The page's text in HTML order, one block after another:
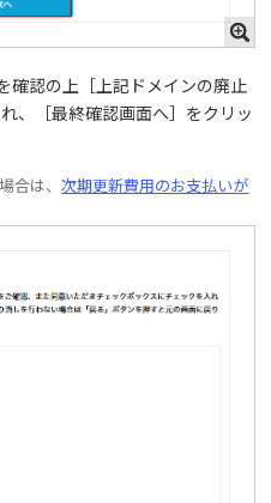
確認の上［上記ドメインの廃止
、［最終確認画面へ］をクリッ
合は、次期更新費用のお支払いが